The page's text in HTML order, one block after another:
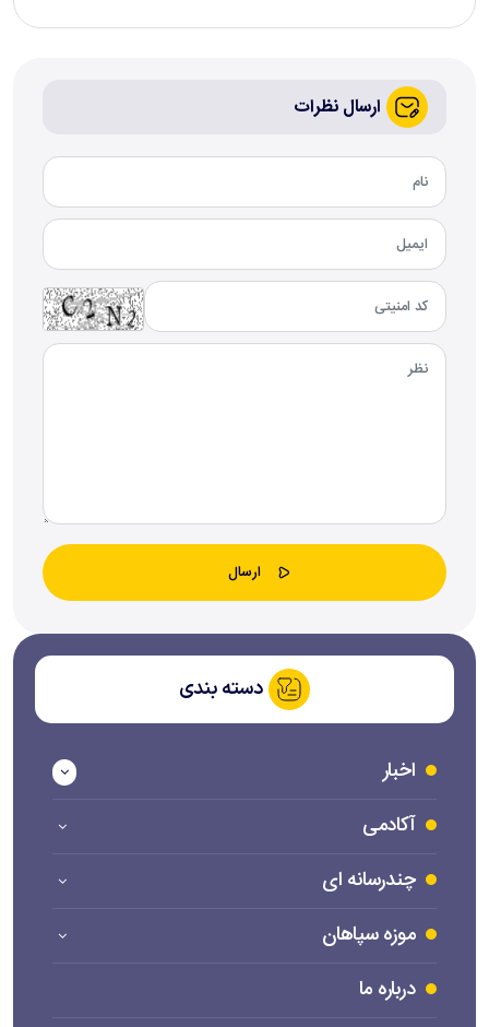
ارسال نظرات
دسته بندی
اخبار
آکادمی
چندرسانه ای
موزه سپاهان
درباره ما